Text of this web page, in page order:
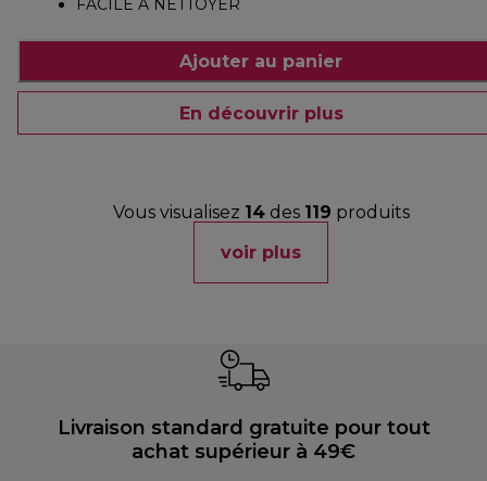
FACILE À NETTOYER
Ajouter au panier
En découvrir plus
Vous visualisez 14des 119 produits
voir plus
Livraison standard gratuite pour tout
achat supérieur à 49€